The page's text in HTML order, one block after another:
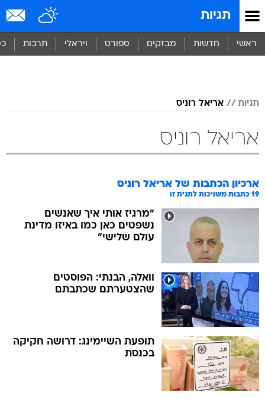
תגיות
ראשי חדשות מבזקים ספורט ויראלי תרבות
תגיות אריאל רוניס
אריאל רוניס
ארכיון הכתבות של אריאל רוניס
19 כתבות משויכות לתגית זו
"מרגיז אותי איך שאנשים
נשפטים כאן כמו באיזו מדינת
עולם שלישי"
וואלה, הבנתי: הפוסטים
שהצטערתם שכתבתם
תופעת השיימינג: דרושה חקיקה
בכנסת